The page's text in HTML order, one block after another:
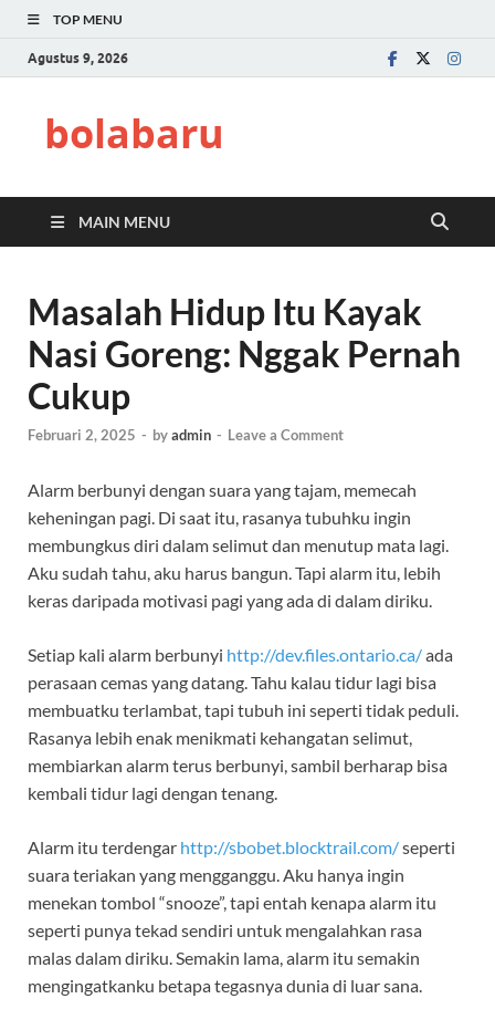
TOP MENU
Agustus 9, 2026
bolabaru
MAIN MENU
Masalah Hidup Itu Kayak
Nasi Goreng: Nggak Pernah
Cukup
Februari 2, 2025 - byadmin - Leave a Comment
Alarm berbunyi dengan suara yang tajam, memecah
keheningan pagi. Di saat itu, rasanya tubuhku ingin
membungkus diri dalam selimut dan menutup mata lagi.
Aku sudah tahu, aku harus bangun. Tapi alarm itu, lebih
keras daripada motivasi pagi yang ada di dalam diriku.
Setiap kali alarm berbunyi http://dev.files.ontario.ca/ada
perasaan cemas yang datang. Tahu kalau tidur lagi bisa
membuatku terlambat, tapi tubuh ini seperti tidak peduli.
Rasanya lebih enak menikmati kehangatan selimut,
membiarkan alarm terus berbunyi, sambil berharap bisa
kembali tidur lagi dengan tenang.
Alarm itu terdengar http://sbobet.blocktrail.com/seperti
suara teriakan yang mengganggu. Aku hanya ingin
menekan tombol “snooze”, tapi entah kenapa alarm itu
seperti punya tekad sendiri untuk mengalahkan rasa
malas dalam diriku. Semakin lama, alarm itu semakin
mengingatkanku betapa tegasnya dunia di luar sana.